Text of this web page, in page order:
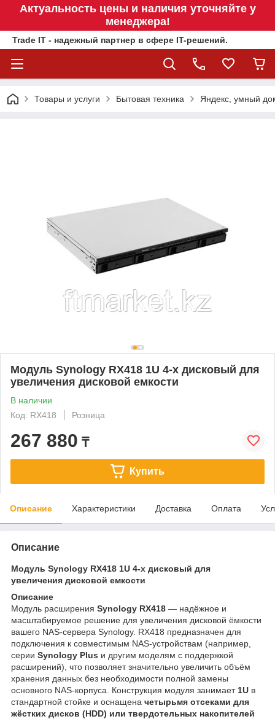
Актуальность цены и наличия уточняйте у
менеджера!
Trade IT - надежный партнер в сфере IT-решений.
Товары и услуги Бытовая техника Яндекс, умный
Модуль Synology RX418 1U 4-х дисковый для
увеличения дисковой емкости
В наличии
Код: RX418
Розница
267 880 ₸
Купить
Описание Характеристики Доставка Оплата
Описание
Модуль Synology RX418 1U 4‑х дисковый для
увеличения дисковой емкости
Описание
Модуль расширения Synology RX418 — надёжное и
масштабируемое решение для увеличения дисковой ёмкости
вашего NAS‑сервера Synology. RX418 предназначен для
подключения к совместимым NAS‑устройствам (например,
серии Synology Plus и другим моделям с поддержкой
расширений), что позволяет значительно увеличить объём
хранения данных без необходимости полной замены
основного NAS‑корпуса. Конструкция модуля занимает 1U в
стандартной стойке и оснащена четырьмя отсеками для
жёстких дисков (HDD) или твердотельных накопителей